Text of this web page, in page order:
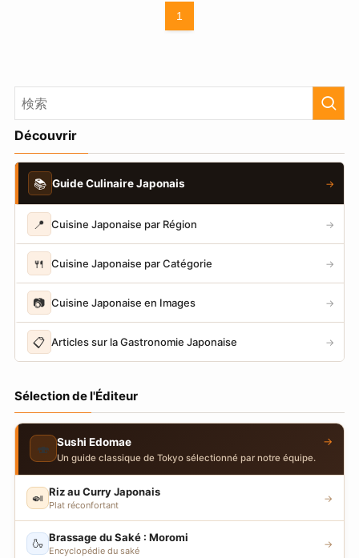
1
Découvrir
📚 Guide Culinaire Japonais →
📍 Cuisine Japonaise par Région →
🍴 Cuisine Japonaise par Catégorie →
📷 Cuisine Japonaise en Images →
📋 Articles sur la Gastronomie Japonaise →
Sélection de l'Éditeur
🍣 Sushi Edomae
Un guide classique de Tokyo sélectionné par notre équipe.
→
🍛 Riz au Curry Japonais
Plat réconfortant
→
🍶 Brassage du Saké : Moromi
Encyclopédie du saké
→